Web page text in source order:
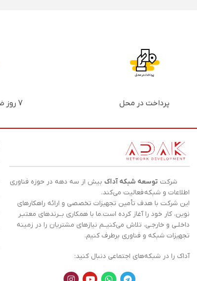
پرداخت در محل 7 روز ضمانت بازگشت پول
شرکت توسعه شبکه آداک بیش از سه دهه در حوزه فناوری
اطلاعات و شبکهفعالیت می‌کند.
این شرکت با هدف تأمین تجهیزات تخصصی و ارائه راهکارهای
نوین، کار خود را آغاز کرده است.ما با همکاری بــرندهای معتبـر
داخلـی و خارجـی، تلاش می‌کنیــم نیازهای مشتریان را در زمینه
تجهیزات شبکه و فناوری برطرف کنیم.
آداک را در شبکه‌های اجتماعی دنبال کنید: